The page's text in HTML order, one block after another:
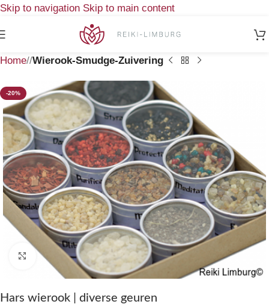
Skip to navigation Skip to main content
Home/ Wierook-Smudge-Zuivering
-20%
Klik om te vergroten
Hars wierook | diverse geuren